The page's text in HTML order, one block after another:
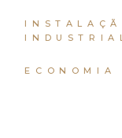
ECONOMIA